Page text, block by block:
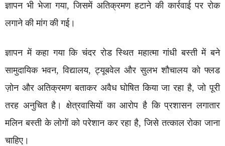
ज्ञापन भी भेजा गया, जिसमें अतिक्रमण हटाने की कार्रवाई पर रोक
लगाने की मांग की गई।
ज्ञापन में कहा गया कि चंदर रोड स्थित महात्मा गांधी बस्ती में बने
सामुदायिक भवन, विद्यालय, ट्यूबवेल और सुलभ शौचालय को फ्लड
ज़ोन और अतिक्रमण बताकर अवैध घोषित किया जा रहा है, जो पूरी
तरह अनुचित है। क्षेत्रवासियों का आरोप है कि प्रशासन लगातार
मलिन बस्ती के लोगों को परेशान कर रहा है, जिसे तत्काल रोका जाना
चाहिए।